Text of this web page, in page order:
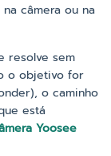
câmera ou na
resolve sem
o objetivo for
o caminho
está
Yoosee